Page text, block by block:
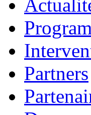
Partners